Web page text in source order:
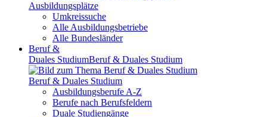
Ausbildungsplätze
Umkreissuche
Alle Ausbildungsbetriebe
Alle Bundesländer
Beruf &
Duales StudiumBeruf & Duales Studium
Beruf & Duales Studium
Ausbildungsberufe A-Z
Berufe nach Berufsfeldern
Duale Studiengänge